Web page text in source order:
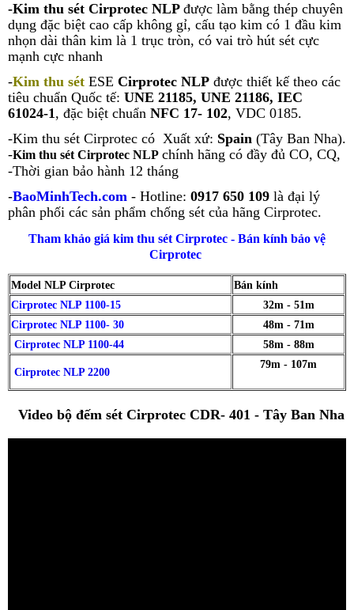
-Kim thu sét Cirprotec NLP được làm bằng thép chuyên
dụng đặc biệt cao cấp không gỉ, cấu tạo kim có 1 đầu kim
nhọn dài thân kim là 1 trục tròn, có vai trò hút sét cực
mạnh cực nhanh
-Kim thu sét ESE Cirprotec NLP được thiết kế theo các
tiêu chuẩn Quốc tế: UNE 21185, UNE 21186, IEC
61024-1, đặc biệt chuẩn NFC 17- 102, VDC 0185.
-Kim thu sét Cirprotec có Xuất xứ: Spain (Tây Ban Nha).
-Kim thu sét Cirprotec NLP chính hãng có đầy đủ CO, CQ,
-Thời gian bảo hành 12 tháng
-BaoMinhTech.com - Hotline: 0917 650 109 là đại lý
phân phối các sản phẩm chống sét của hãng Cirprotec.
Tham khảo giá kim thu sét Cirprotec - Bán kính bảo vệ
Cirprotec
Model NLP Cirprotec
Bán kính
Cirprotec NLP 1100-15
32m - 51m
Cirprotec NLP 1100- 30
48m - 71m
Cirprotec NLP 1100-44 58m - 88m
Cirprotec NLP 2200
79m - 107m
Video bộ đếm sét Cirprotec CDR- 401 - Tây Ban Nha